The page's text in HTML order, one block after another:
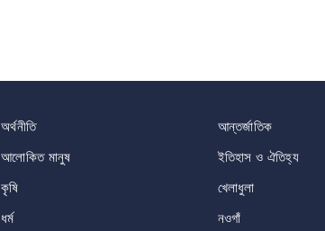
অর্থনীতি আন্তর্জাতিক
আলোকিত মানুষ ইতিহাস ও ঐতিহ্য
কৃষি খেলাধুলা
ধর্ম নওগাঁ